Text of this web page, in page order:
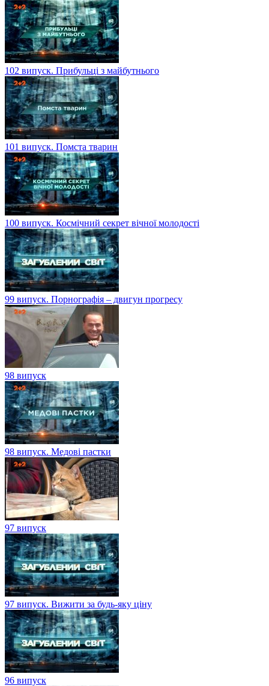
102 випуск. Прибульці з майбутнього
101 випуск. Помста тварин
100 випуск. Космічний секрет вічної молодості
99 випуск. Порнографія – двигун прогресу
98 випуск
98 випуск. Медові пастки
97 випуск
97 випуск. Вижити за будь-яку ціну
96 випуск